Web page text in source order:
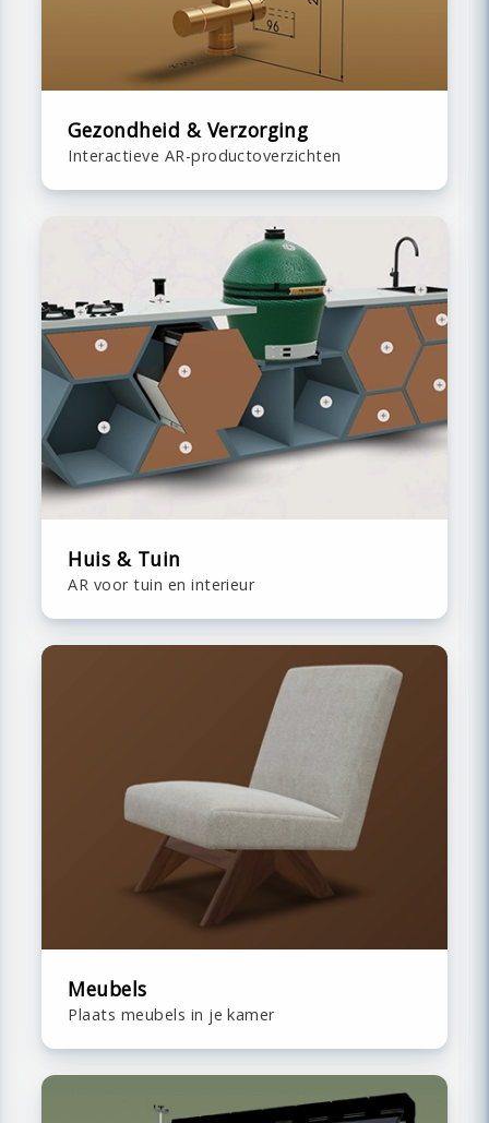
Gezondheid & Verzorging
Interactieve AR-productoverzichten
Huis & Tuin
AR voor tuin en interieur
Meubels
Plaats meubels in je kamer